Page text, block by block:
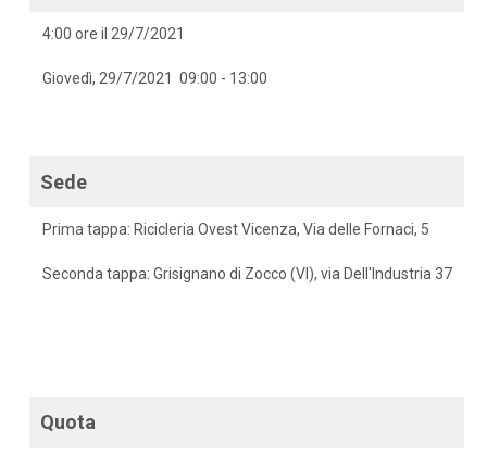
4:00 ore il 29/7/2021
Giovedì, 29/7/2021 09:00 - 13:00
Sede
Prima tappa: Ricicleria Ovest Vicenza, Via delle Fornaci, 5
Seconda tappa: Grisignano di Zocco (VI), via Dell'Industria 37
Quota